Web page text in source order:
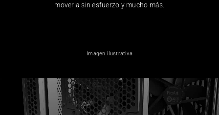
moverla sin esfuerzo y mucho más.
Imagen ilustrativa